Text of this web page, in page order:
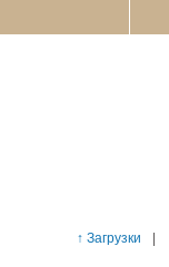
↑ Загрузки